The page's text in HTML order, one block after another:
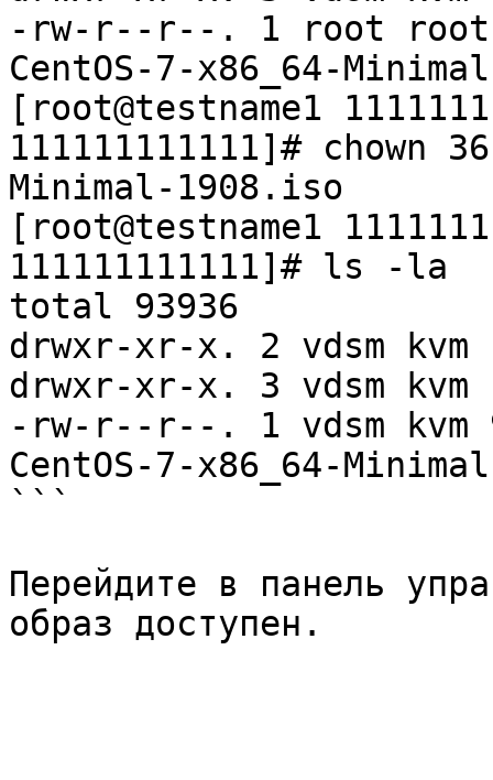
-rw-r--r--. 1 root root
CentOS-7-x86_64-
[root@testname1
111111111111]# chown
Minimal-1908.iso
[root@testname1
111111111111]# ls -la
total 93936
drwxr-xr-x. 2 vdsm
drwxr-xr-x. 3 vdsm
-rw-r--r--. 1 vdsm kvm
CentOS-7-x86_64-
```
Перейдите в панель